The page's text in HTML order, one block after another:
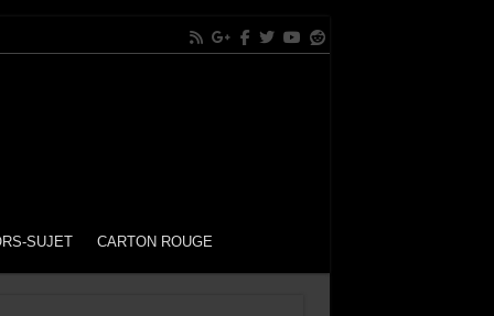
SUJET CARTON ROUGE